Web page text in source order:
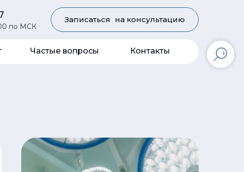
Частые вопросы Контакты
по МСК
Записаться на консультацию